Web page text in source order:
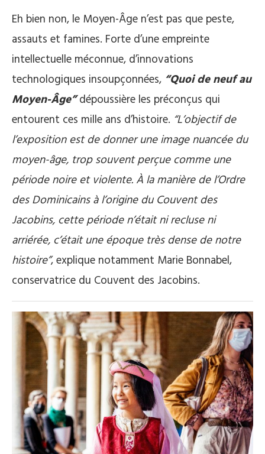
Eh bien non, le Moyen-Âge n’est pas que peste,
assauts et famines. Forte d’une empreinte
intellectuelle méconnue, d’innovations
technologiques insoupçonnées, “Quoi de neuf au
Moyen-Âge”dépoussière les préconçus qui
entourent ces mille ans d’histoire. “L’objectif de
l’exposition est de donner une image nuancée du
moyen-âge, trop souvent perçue comme une
période noire et violente. À la manière de l’Ordre
des Dominicains à l’origine du Couvent des
Jacobins, cette période n’était ni recluse ni
arriérée, c’était une époque très dense de notre
histoire”, explique notamment Marie Bonnabel,
conservatrice du Couvent des Jacobins.